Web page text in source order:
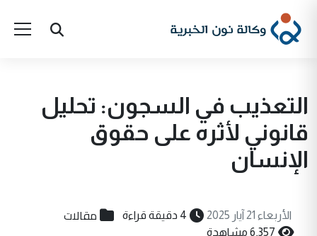
التعذيب في السجون: تحليل
قانوني لأثره على حقوق
الإنسان
الأربعاء 21 آيار 2025 4 دقيقة قراءة مقالات
6,357 مشاهدة